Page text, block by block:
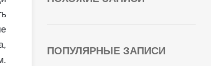
ПОПУЛЯРНЫЕ ЗАПИСИ